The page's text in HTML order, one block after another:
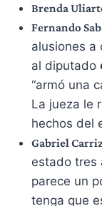
Brenda
Fernando
alusiones a
al diputado
“armó una
La jueza le
hechos del
Gabriel
estado tres
parece un
tenga que